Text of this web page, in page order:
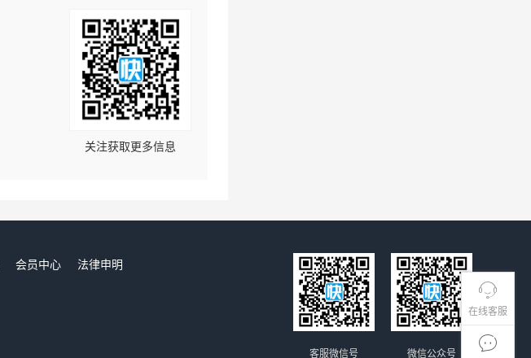
在线客服
关注获取更多信息
会员中心
法律申明
微信公众号
客服微信号